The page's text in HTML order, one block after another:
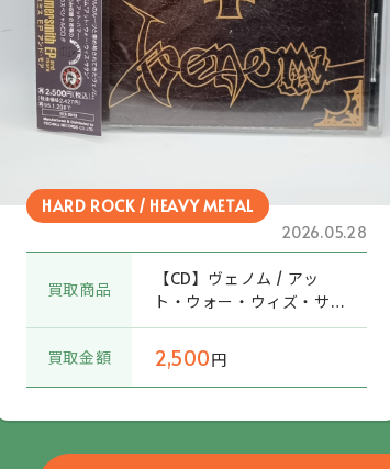
HARD ROCK / HEAVY METAL
2026.05.28
買取商品
【CD】ヴェノム / アッ
ト・ウォー・ウィズ・サ
タン+ヘル・アット・ハ
マースミス EP アンド・モ
ア (TECX-25419) 帯付
買取金額 2,500円